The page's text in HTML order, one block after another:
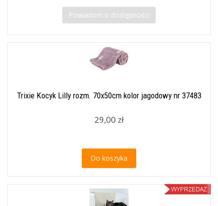
Powiadom o dostępności
Trixie Kocyk Lilly rozm. 70x50cm kolor jagodowy nr 37483
29,00 zł
Do koszyka